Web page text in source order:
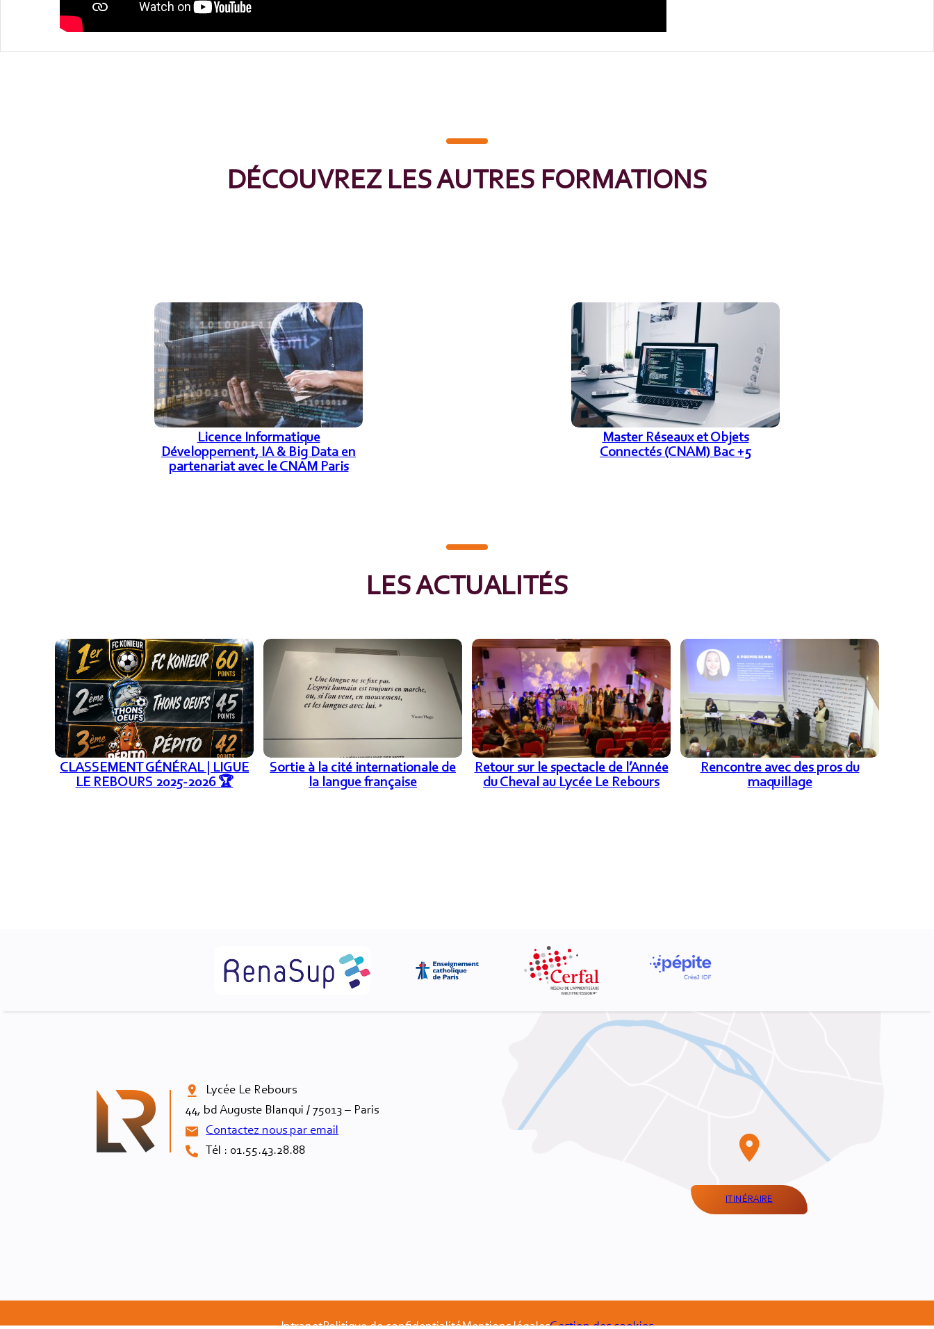
DÉCOUVREZ LES AUTRES FORMATIONS
Licence Informatique
Développement, IA & Big Data en
partenariat avec le CNAM Paris
Master Réseaux et Objets
Connectés (CNAM) Bac +5
LES ACTUALITÉS
CLASSEMENT GÉNÉRAL | LIGUE
LE REBOURS 2025-2026 🏆
Sortie à la cité internationale de
la langue française
Retour sur le spectacle de l’Année
du Cheval au Lycée Le Rebours
Rencontre avec des pros du
maquillage

Lycée Le Rebours
44, bd Auguste Blanqui / 75013 – Paris
Contactez nous par email
Tél : 01.55.43.28.88
ITINÉRAIRE